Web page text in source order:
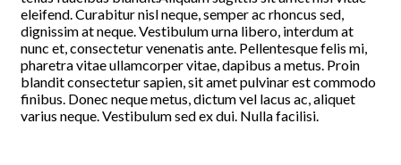
eleifend. Curabitur nisl neque, semper ac rhoncus sed,
dignissim at neque. Vestibulum urna libero, interdum at
nunc et, consectetur venenatis ante. Pellentesque felis mi,
pharetra vitae ullamcorper vitae, dapibus a metus. Proin
blandit consectetur sapien, sit amet pulvinar est commodo
finibus. Donec neque metus, dictum vel lacus ac, aliquet
varius neque. Vestibulum sed ex dui. Nulla facilisi.